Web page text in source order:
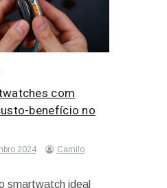
com
benefício no
2024
Camilo
smartwatch ideal